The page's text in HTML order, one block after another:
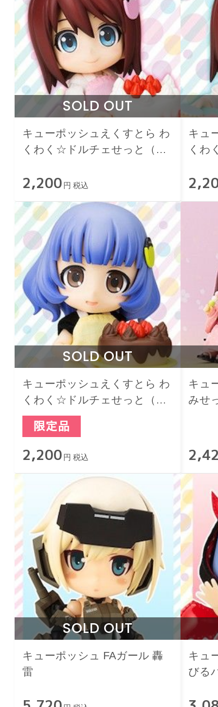
SOLD OUT
キューポッシュえくすとら わ
くわく☆ドルチェせっと（ケ
2,200 円 税込
キュ
くわ
SOLD OUT
キューポッシュえくすとら わ
くわく☆ドルチェせっと（チ
ョコレートケーキ）
2,200 円 税込
キュ
みせ
SOLD OUT
キューポッシュ FAガール 轟
雷
キュ
びる